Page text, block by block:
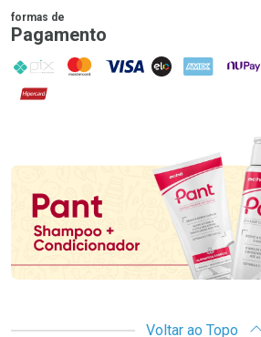
formas de
Pagamento
PIX MasterCard
VISA ELO AMEX NuPay
Hipercard
Promoção em Destaque
Voltar ao Topo